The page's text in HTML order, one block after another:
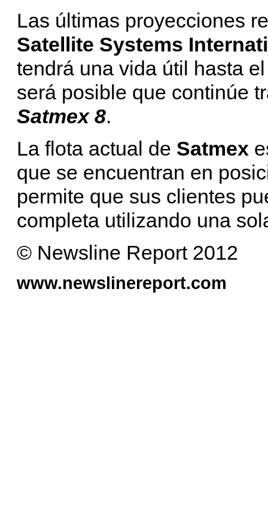
Las últimas proyecciones
Satellite Systems
tendrá una vida útil hasta
será posible que continúe
Satmex 8.
La flota actual de Satmex
que se encuentran en
permite que sus clientes
completa utilizando una
© Newsline Report 2012
www.newslinereport.com